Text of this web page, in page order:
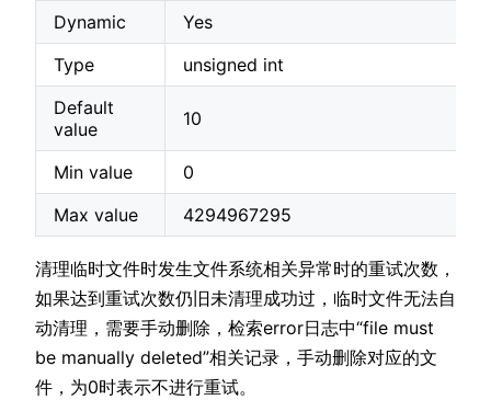
Dynamic
Yes
Type
unsigned int
Default
value
10
Min value
0
Max value
4294967295
清理临时文件时发生文件系统相关异常时的重试次数，
如果达到重试次数仍旧未清理成功过，临时文件无法自
动清理，需要手动删除，检索error日志中“file must
be manually deleted”相关记录，手动删除对应的文
件，为0时表示不进行重试。